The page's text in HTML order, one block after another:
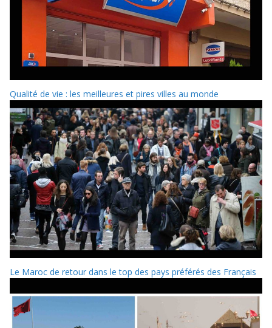
Qualité de vie : les meilleures et pires villes au monde
Le Maroc de retour dans le top des pays préférés des Français